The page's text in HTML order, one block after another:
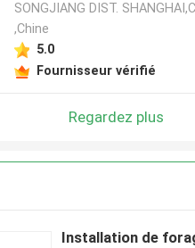
SONGJIANG DIST.
,Chine
5.0
Fournisseur vérifié
Regardez plus
Installation de